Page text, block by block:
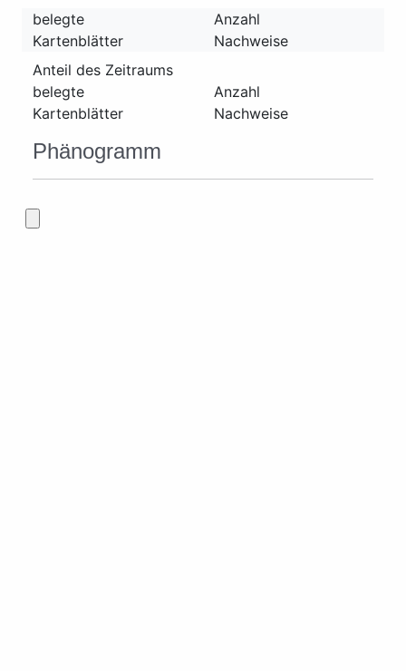
belegte
Kartenblätter
Anzahl
Nachweise
Anteil des Zeitraums
belegte
Kartenblätter
Anzahl
Nachweise
Phänogramm